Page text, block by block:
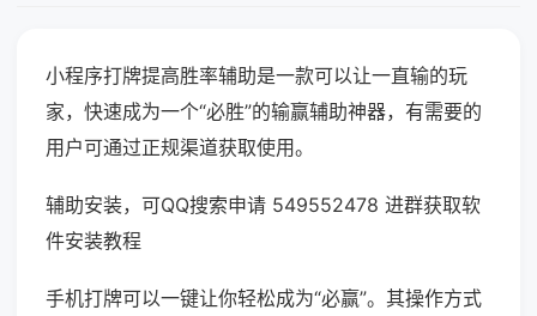
小程序打牌提高胜率辅助是一款可以让一直输的玩
家，快速成为一个“必胜”的输赢辅助神器，有需要的
用户可通过正规渠道获取使用。
辅助安装，可QQ搜索申请 549552478 进群获取软
件安装教程
手机打牌可以一键让你轻松成为“必赢”。其操作方式